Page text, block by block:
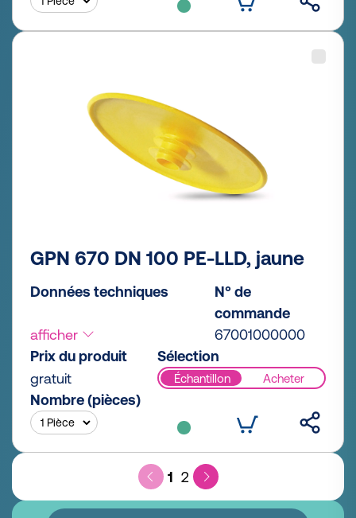
GPN 670 DN 100 PE-LLD, jaune
Données techniques
afficher
N° de
commande
67001000000
Prix du produit
gratuit
Sélection
Échantillon Acheter
Nombre (pièces)
1 2